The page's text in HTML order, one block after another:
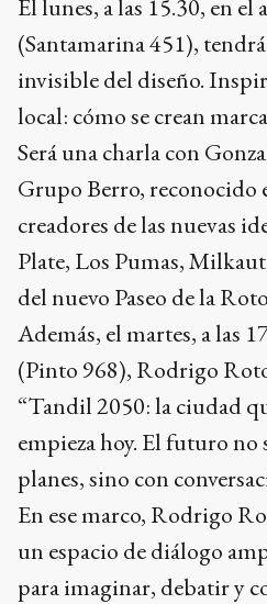
El lunes, a las 15.30, en
(Santamarina 451),
invisible del diseño.
local: cómo se crean
Será una charla con
Grupo Berro, reconocido
creadores de las nuevas
Plate, Los Pumas,
del nuevo Paseo de la
Además, el martes, a las
(Pinto 968), Rodrigo
“Tandil 2050: la ciudad
empieza hoy. El futuro no
planes, sino con
En ese marco, Rodrigo
un espacio de diálogo
para imaginar, debatir y